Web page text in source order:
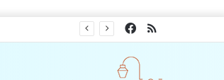
RSS
Facebook